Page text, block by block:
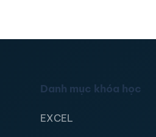
Danh mục khóa học
EXCEL